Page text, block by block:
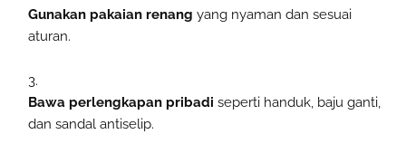
Gunakan pakaian renang yang nyaman dan sesuai
aturan.
Bawa perlengkapan pribadi seperti handuk, baju ganti,
dan sandal antiselip.